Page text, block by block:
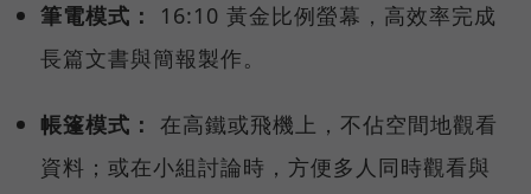
筆電模式：
16:10 黃金比例螢幕，高效率完成
長篇文書與簡報製作。
帳篷模式： 在高鐵或飛機上，不佔空間地觀看
資料；或在小組討論時，方便多人同時觀看與